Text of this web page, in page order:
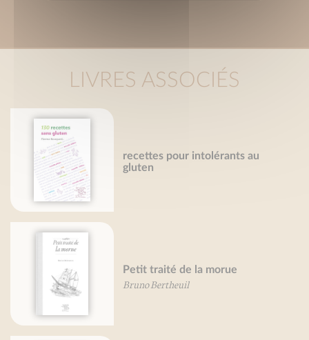
LIVRES ASSOCIÉS
recettes pour intolérants au
gluten
Petit traité de la morue
Bruno Bertheuil